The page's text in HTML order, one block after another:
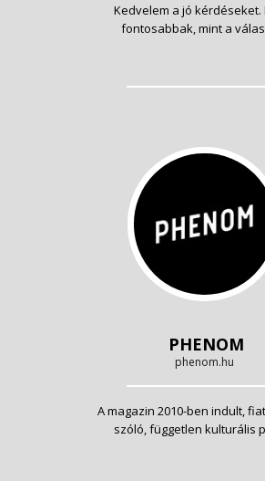
Kedvelem a jó kérdéseket.
fontosabbak, mint a
PHENOM
phenom.hu
A magazin 2010-ben indult,
szóló, független kulturális